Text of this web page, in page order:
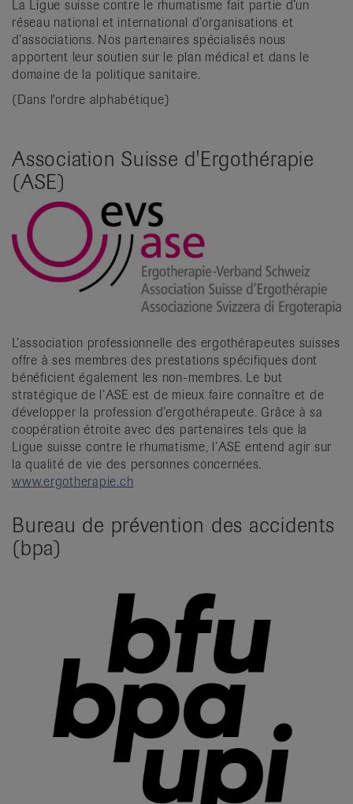
La Ligue suisse contre le rhumatisme fait partie d’un
réseau national et international d’organisations et
d’associations. Nos partenaires spécialisés nous
apportent leur soutien sur le plan médical et dans le
domaine de la politique sanitaire.
(Dans l'ordre alphabétique)
Association Suisse d'Ergothérapie
(ASE)
L’association professionnelle des ergothérapeutes suisses
offre à ses membres des prestations spécifiques dont
bénéficient également les non-membres. Le but
stratégique de l’ASE est de mieux faire connaître et de
développer la profession d’ergothérapeute. Grâce à sa
coopération étroite avec des partenaires tels que la
Ligue suisse contre le rhumatisme, l’ASE entend agir sur
la qualité de vie des personnes concernées.
www.ergotherapie.ch
Bureau de prévention des accidents
(bpa)